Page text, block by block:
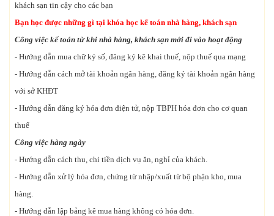
khách sạn tin cậy cho các bạn
Bạn học được những gì tại khóa học kế toán nhà hàng, khách sạn
Công việc kế toán từ khi nhà hàng, khách sạn mới đi vào hoạt động
- Hướng dẫn mua chữ ký số, đăng ký kê khai thuế, nộp thuế qua mạng
- Hướng dẫn cách mở tài khoản ngân hàng, đăng ký tài khoản ngân hàng
với sở KHĐT
- Hướng dẫn đăng ký hóa đơn điện tử, nộp TBPH hóa đơn cho cơ quan
thuế
Công việc hàng ngày
- Hướng dẫn cách thu, chi tiền dịch vụ ăn, nghỉ của khách.
- Hướng dẫn xử lý hóa đơn, chứng từ nhập/xuất từ bộ phận kho, mua
hàng.
- Hướng dẫn lập bảng kê mua hàng không có hóa đơn.